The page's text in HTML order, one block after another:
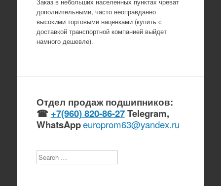
дополнительными, часто неоправданно
высокими торговыми наценками (купить с
доставкой транспортной компанией выйдет
намного дешевле).
Отдел продаж подшипников:
☎ +7(960) 820-86-27Telegram,
WhatsAppeuroprom63@yandex.ru
Search